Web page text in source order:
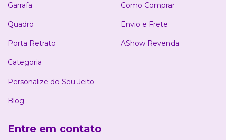
Garrafa
Quadro
Porta Retrato
Categoria
Personalize do Seu Jeito
Blog
Como Comprar
Envio e Frete
AShow Revenda
Entre em contato